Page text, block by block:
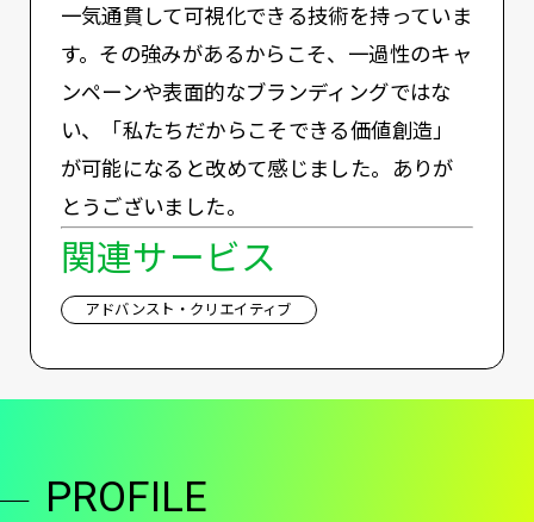
一気通貫して可視化できる技術を持っていま
す。その強みがあるからこそ、一過性のキャ
ンペーンや表面的なブランディングではな
い、「私たちだからこそできる価値創造」
が可能になると改めて感じました。ありが
とうございました。
関連サービス
アドバンスト・クリエイティブ
PROFILE